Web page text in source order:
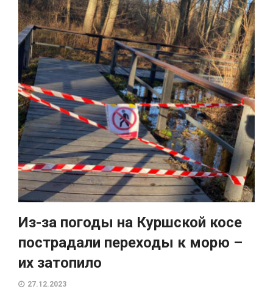
Из-за погоды на Куршской косе
пострадали переходы к морю –
их затопило
27.12.2023